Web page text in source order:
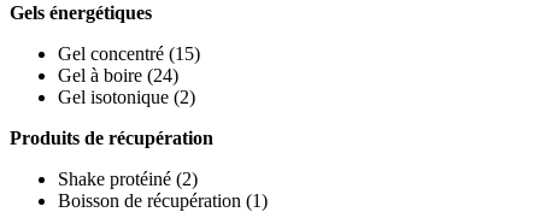
Gels énergétiques
Gel concentré (15)
Gel à boire (24)
Gel isotonique (2)
Produits de récupération
Shake protéiné (2)
Boisson de récupération (1)